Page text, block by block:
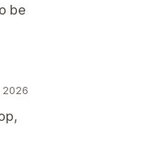
be
2026